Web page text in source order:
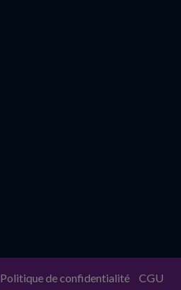
Politique de confidentialité CGU